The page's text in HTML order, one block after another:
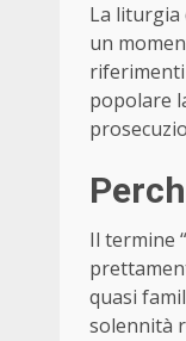
La liturgia
un
riferimenti
popolare
Il termine
quasi
solennità